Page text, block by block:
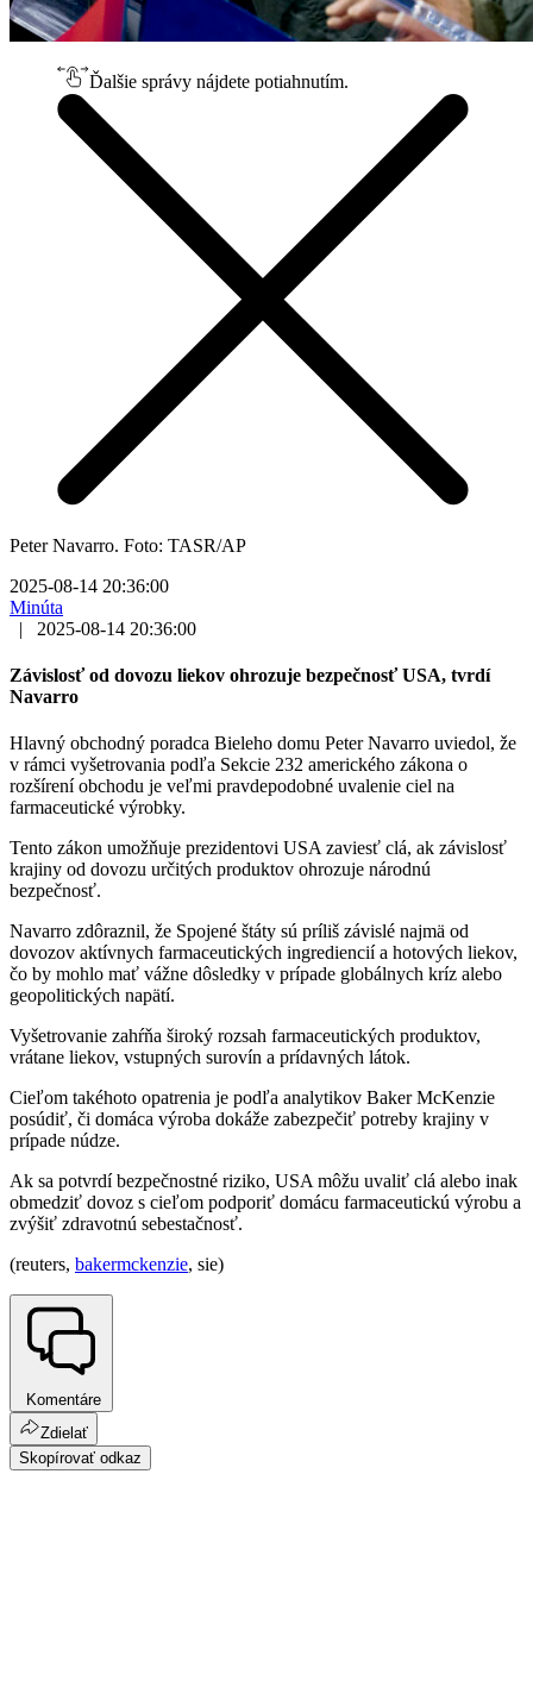
Ďalšie správy nájdete potiahnutím.
Peter Navarro. Foto: TASR/AP
2025-08-14 20:36:00
Minúta
|
2025-08-14 20:36:00
Závislosť od dovozu liekov ohrozuje bezpečnosť USA, tvrdí
Navarro
Hlavný obchodný poradca Bieleho domu Peter Navarro uviedol, že
v rámci vyšetrovania podľa Sekcie 232 amerického zákona o
rozšírení obchodu je veľmi pravdepodobné uvalenie ciel na
farmaceutické výrobky.
Tento zákon umožňuje prezidentovi USA zaviesť clá, ak závislosť
krajiny od dovozu určitých produktov ohrozuje národnú
bezpečnosť.
Navarro zdôraznil, že Spojené štáty sú príliš závislé najmä od
dovozov aktívnych farmaceutických ingrediencií a hotových liekov,
čo by mohlo mať vážne dôsledky v prípade globálnych kríz alebo
geopolitických napätí.
Vyšetrovanie zahŕňa široký rozsah farmaceutických produktov,
vrátane liekov, vstupných surovín a prídavných látok.
Cieľom takéhoto opatrenia je podľa analytikov Baker McKenzie
posúdiť, či domáca výroba dokáže zabezpečiť potreby krajiny v
prípade núdze.
Ak sa potvrdí bezpečnostné riziko, USA môžu uvaliť clá alebo inak
obmedziť dovoz s cieľom podporiť domácu farmaceutickú výrobu a
zvýšiť zdravotnú sebestačnosť.
(reuters, bakermckenzie, sie)
Komentáre
Zdielať
Skopírovať odkaz